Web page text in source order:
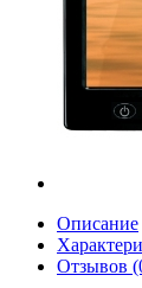
Описание
Отзывов